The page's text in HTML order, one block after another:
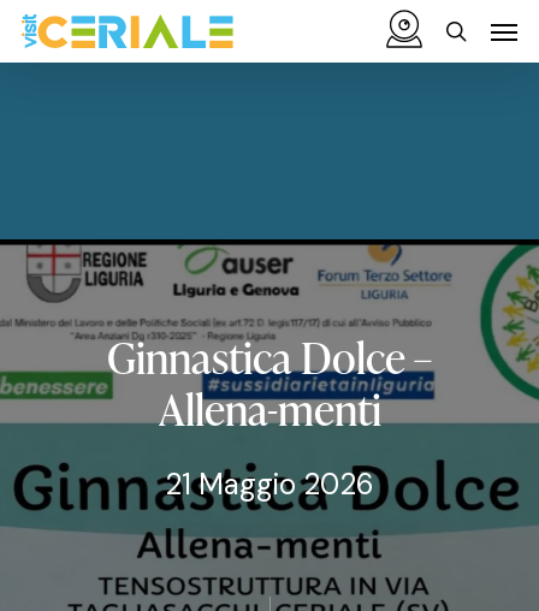
Vai
contenuto
GinnasticaDolce–
Allena-menti
21 Maggio 2026